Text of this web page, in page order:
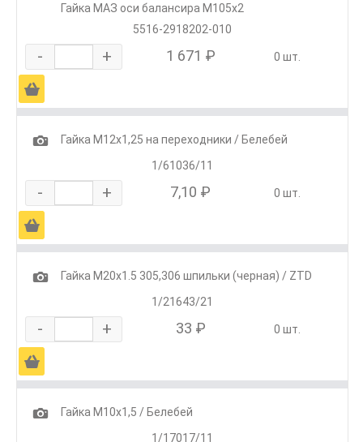
Гайка МАЗ оси балансира М105х2
5516-2918202-010
- + 1 671 ₽ 0 шт.
Ä
1
Гайка М12х1,25 на переходники / Белебей
1/61036/11
- + 7,10 ₽ 0 шт.
Ä
1
Гайка М20х1.5 305,306 шпильки (черная) / ZTD
1/21643/21
- + 33 ₽ 0 шт.
Ä
1
Гайка М10х1,5 / Белебей
1/17017/11